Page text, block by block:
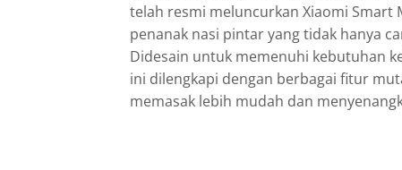
telah resmi meluncurkan Xiaomi Smart
penanak nasi pintar yang tidak hanya
Didesain untuk memenuhi kebutuhan
ini dilengkapi dengan berbagai fitur
memasak lebih mudah dan